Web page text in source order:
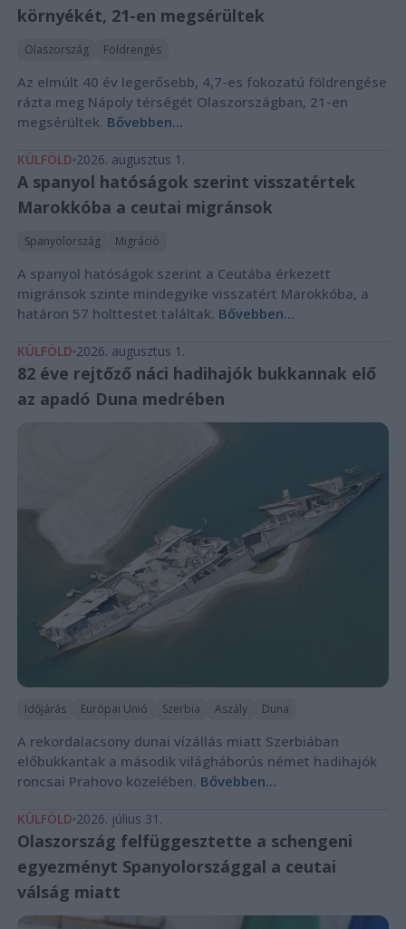
környékét, 21-en megsérültek
Olaszország Földrengés
Az elmúlt 40 év legerősebb, 4,7-es fokozatú földrengése
rázta meg Nápoly térségét Olaszországban, 21-en
megsérültek. Bővebben...
KÜLFÖLD 2026. augusztus 1.
A spanyol hatóságok szerint visszatértek
Marokkóba a ceutai migránsok
Spanyolország Migráció
A spanyol hatóságok szerint a Ceutába érkezett
migránsok szinte mindegyike visszatért Marokkóba, a
határon 57 holttestet találtak. Bővebben...
KÜLFÖLD 2026. augusztus 1.
82 éve rejtőző náci hadihajók bukkannak elő
az apadó Duna medrében
Időjárás Európai Unió Szerbia Aszály Duna
A rekordalacsony dunai vízállás miatt Szerbiában
előbukkantak a második világháborús német hadihajók
roncsai Prahovo közelében. Bővebben...
KÜLFÖLD 2026. július 31.
Olaszország felfüggesztette a schengeni
egyezményt Spanyolországgal a ceutai
válság miatt